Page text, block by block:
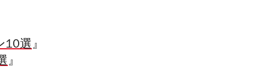
10選』
』